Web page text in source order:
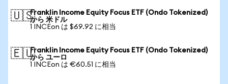
🇺🇸Franklin Income Equity Focus ETF (Ondo Tokenized)
から 米ドル
1 INCEon は $69.92 に相当
🇪🇺Franklin Income Equity Focus ETF (Ondo Tokenized)
から ユーロ
1 INCEon は €60.51 に相当